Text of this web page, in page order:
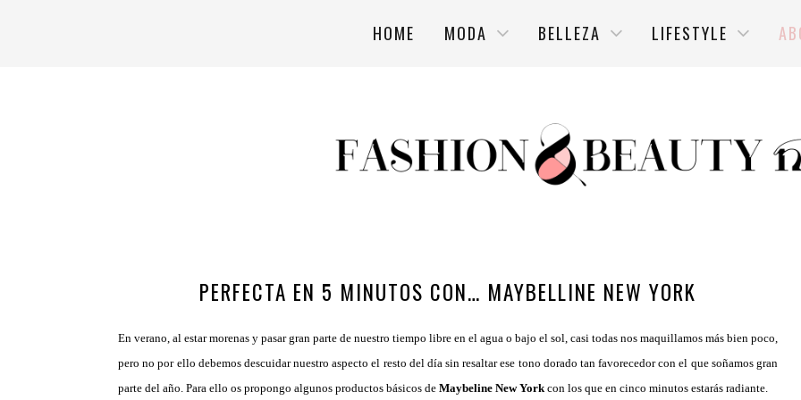
HOME MODA BELLEZA LIFESTYLE
PERFECTA EN 5 MINUTOS CON… MAYBELLINE NEW YORK
En verano, al estar morenas y pasar gran parte de nuestro tiempo libre en el agua o bajo el sol, casi todas nos maquillamos más bien poco,
pero no por ello debemos descuidar nuestro aspecto el resto del día sin resaltar ese tono dorado tan favorecedor con el que soñamos gran
parte del año. Para ello os propongo algunos productos básicos de Maybeline New York con los que en cinco minutos estarás radiante.